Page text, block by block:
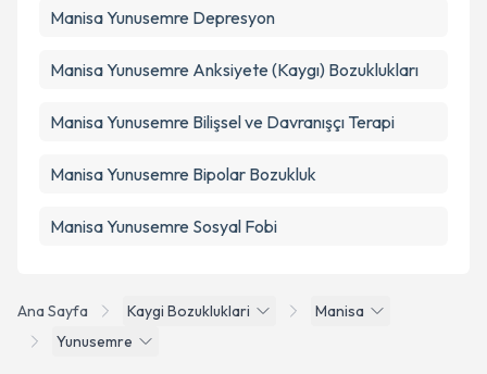
Ana Sayfa Kaygi Bozukluklari
Manisa
Yunusemre
Manisa Yunusemre Depresyon
Manisa Yunusemre Anksiyete (Kaygı) Bozuklukları
Manisa Yunusemre Bilişsel ve Davranışçı Terapi
Manisa Yunusemre Bipolar Bozukluk
Manisa Yunusemre Sosyal Fobi